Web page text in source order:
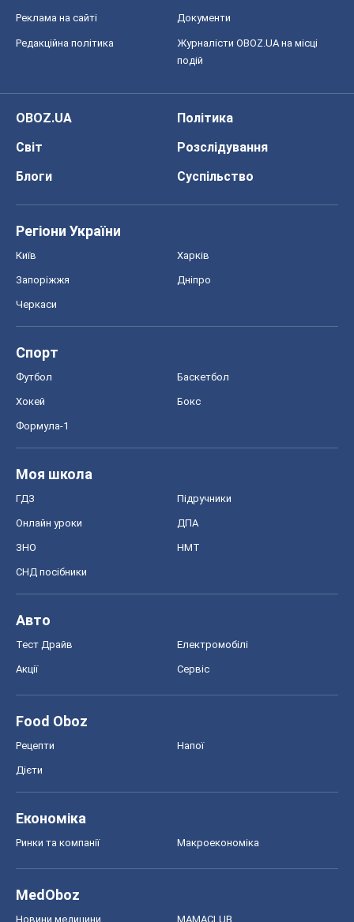
Реклама на сайті Документи
Редакційна політика
Журналісти OBOZ.UA на місці
подій
OBOZ.UA
Політика
Світ
Розслідування
Блоги
Суспільство
Регіони України
Київ Харків
Запоріжжя Дніпро
Черкаси
Спорт
Футбол Баскетбол
Хокей Бокс
Формула-1
Моя школа
ГДЗ Підручники
Онлайн уроки ДПА
ЗНО НМТ
СНД посібники
Авто
Тест Драйв Електромобілі
Акції Сервіс
Food Oboz
Рецепти Напої
Дієти
Економіка
Ринки та компанії Макроекономіка
MedOboz
Новини медицини MAMACLUB